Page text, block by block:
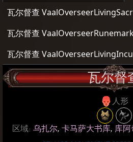
瓦尔督查
瓦尔督查
瓦尔督查
瓦尔督
人形
区域: 乌扎尔, 卡马萨大书库, 库